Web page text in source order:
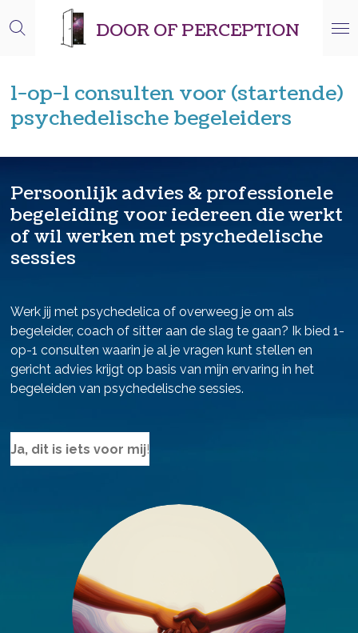
direct
hoofdinhoud
DOOR OF PERCEPTION
1-op-1 consulten voor (startende)
psychedelische begeleiders
Persoonlijk advies & professionele
begeleiding voor iedereen die werkt
of wil werken met psychedelische
sessies
Werk jij met psychedelica of overweeg je om als
begeleider, coach of sitter aan de slag te gaan? Ik bied 1-
op-1 consulten waarin je al je vragen kunt stellen en
gericht advies krijgt op basis van mijn ervaring in het
begeleiden van psychedelische sessies.
Ja, dit is iets voor mij!